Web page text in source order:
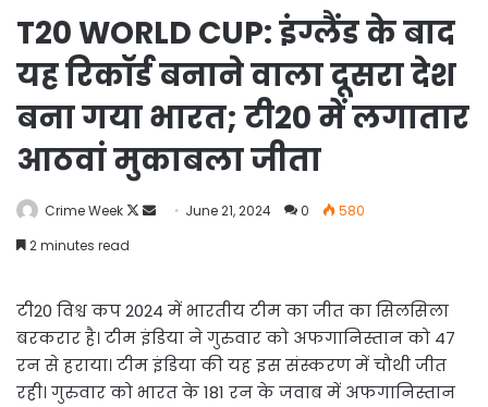
T20 WORLD CUP: इंग्लैंड के बाद
यह रिकॉर्ड बनाने वाला दूसरा देश
बना गया भारत; टी20 में लगातार
आठवां मुकाबला जीता
Crime Week
Follow
SendJune 21, 2024 0
580
2 minutes read
टी20 विश्व कप 2024 में भारतीय टीम का जीत का सिलसिला
बरकरार है। टीम इंडिया ने गुरुवार को अफगानिस्तान को 47
रन से हराया। टीम इंडिया की यह इस संस्करण में चौथी जीत
रही। गुरुवार को भारत के 181 रन के जवाब में अफगानिस्तान